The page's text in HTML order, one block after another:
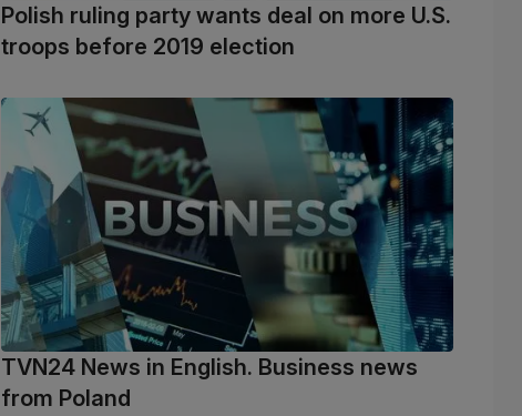
Polish ruling party wants deal on more U.S.
troops before 2019 election
TVN24 News in English. Business news
from Poland